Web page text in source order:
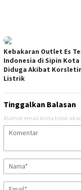
Kebakaran Outlet Es
Indonesia di Sipin
Diduga Akibat
Listrik
Tinggalkan Balasan
Alamat email Anda tidak